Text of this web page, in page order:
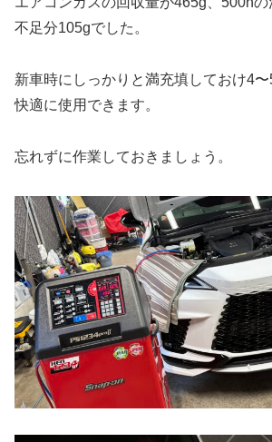
不足分105gでした。
新車時にしっかりと満充填しておけ4
快適に使用できます。
忘れずに作業しておきましょう。